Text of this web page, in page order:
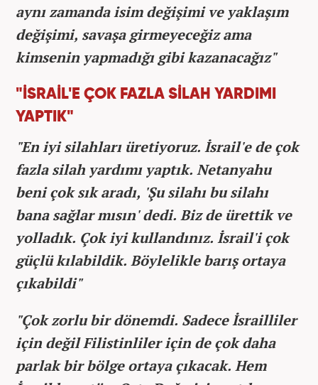
aynı zamanda isim değişimi ve yaklaşım
değişimi, savaşa girmeyeceğiz ama
kimsenin yapmadığı gibi kazanacağız"
"İSRAİL'E ÇOK FAZLA SİLAH YARDIMI
YAPTIK"
"En iyi silahları üretiyoruz. İsrail'e de çok
fazla silah yardımı yaptık. Netanyahu
beni çok sık aradı, 'Şu silahı bu silahı
bana sağlar mısın' dedi. Biz de ürettik ve
yolladık. Çok iyi kullandınız. İsrail'i çok
güçlü kılabildik. Böylelikle barış ortaya
çıkabildi"
"Çok zorlu bir dönemdi. Sadece İsrailliler
için değil Filistinliler için de çok daha
parlak bir bölge ortaya çıkacak. Hem